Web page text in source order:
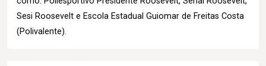
Sesi Roosevelt e Escola Estadual Guiomar de Freitas Costa
(Polivalente).